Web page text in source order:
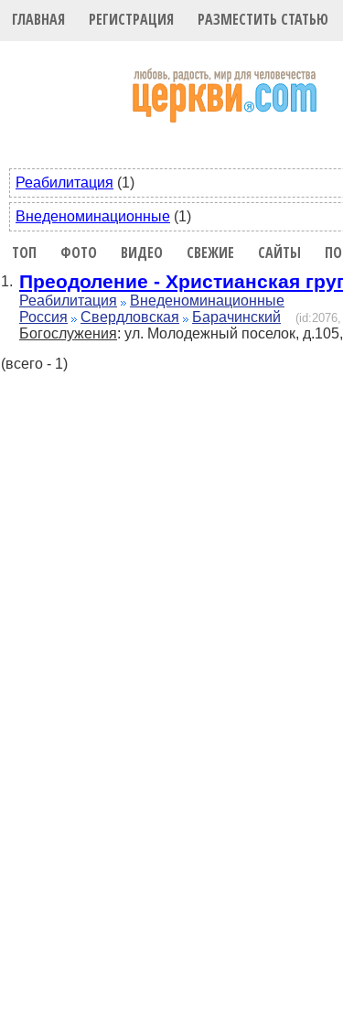
ГЛАВНАЯ РЕГИСТРАЦИЯ РАЗМЕСТИТЬ СТАТЬЮ
Реабилитация (1)
Внеденоминационные (1)
ТОП ФОТО ВИДЕО СВЕЖИЕ САЙТЫ
1. Преодоление - Христианская
Реабилитация
Внеденоминационные
Россия
Свердловская Барачинский
Богослужения: ул. Молодежный поселок,
(всего - 1)